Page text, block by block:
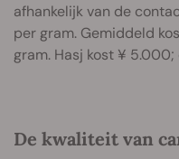
afhankelijk van de
per gram. Gemiddeld
gram. Hasj kost ¥
De kwaliteit van